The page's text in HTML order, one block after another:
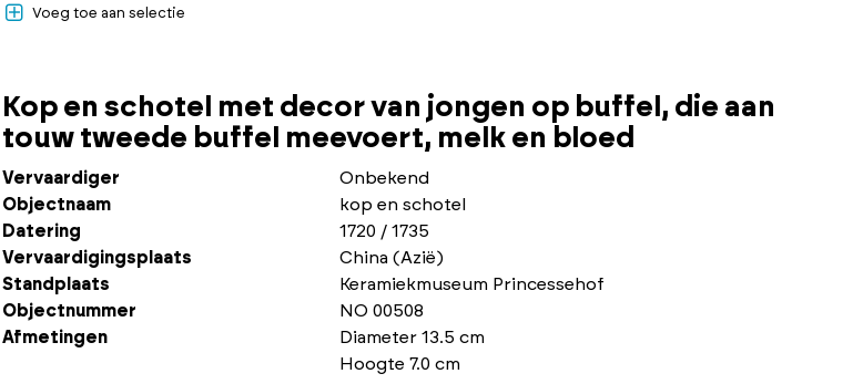
Voeg toe aan selectie
Kop en schotel met decor van jongen op buffel, die aan
touw tweede buffel meevoert, melk en bloed
Vervaardiger
Onbekend
Objectnaam
kop en schotel
Datering
1720 / 1735
Vervaardigingsplaats
China (Azië)
Standplaats
Keramiekmuseum Princessehof
Objectnummer
NO 00508
Afmetingen
Diameter 13.5 cm
Hoogte 7.0 cm